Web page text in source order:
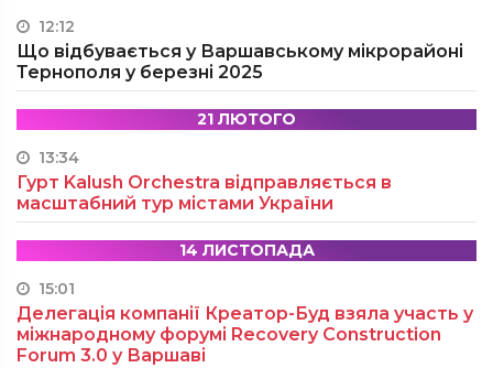
12:12
Що відбувається у Варшавському мікрорайоні
Тернополя у березні 2025
21 ЛЮТОГО
13:34
Гурт Kalush Orchestra відправляється в
масштабний тур містами України
14 ЛИСТОПАДА
15:01
Делегація компанії Креатор-Буд взяла участь у
міжнародному форумі Recovery Construction
Forum 3.0 у Варшаві